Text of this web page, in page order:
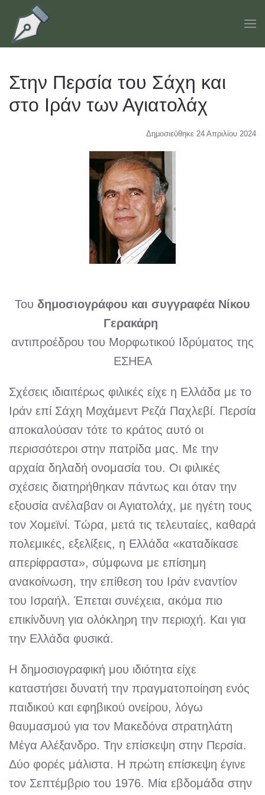
Skip to main content
Στην Περσία του Σάχη και
στο Ιράν των Αγιατολάχ
Δημοσιεύθηκε 24 Απριλίου 2024
Του δημοσιογράφου και συγγραφέα Νίκου
Γερακάρη
αντιπροέδρου του Μορφωτικού Ιδρύματος της
ΕΣΗΕΑ
Σχέσεις ιδιαιτέρως φιλικές είχε η Ελλάδα με το
Ιράν επί Σάχη Μοχάμεντ Ρεζά Παχλεβί. Περσία
αποκαλούσαν τότε το κράτος αυτό οι
περισσότεροι στην πατρίδα μας. Με την
αρχαία δηλαδή ονομασία του. Οι φιλικές
σχέσεις διατηρήθηκαν πάντως και όταν την
εξουσία ανέλαβαν οι Αγιατολάχ, με ηγέτη τους
τον Χομεϊνί. Τώρα, μετά τις τελευταίες, καθαρά
πολεμικές, εξελίξεις, η Ελλάδα «καταδίκασε
απερίφραστα», σύμφωνα με επίσημη
ανακοίνωση, την επίθεση του Ιράν εναντίον
του Ισραήλ. Έπεται συνέχεια, ακόμα πιο
επικίνδυνη για ολόκληρη την περιοχή. Και για
την Ελλάδα φυσικά.
Η δημοσιογραφική μου ιδιότητα είχε
καταστήσει δυνατή την πραγματοποίηση ενός
παιδικού και εφηβικού ονείρου, λόγω
θαυμασμού για τον Μακεδόνα στρατηλάτη
Μέγα Αλέξανδρο. Την επίσκεψη στην Περσία.
Δύο φορές μάλιστα. Η πρώτη επίσκεψη έγινε
τον Σεπτέμβριο του 1976. Μία εβδομάδα στην